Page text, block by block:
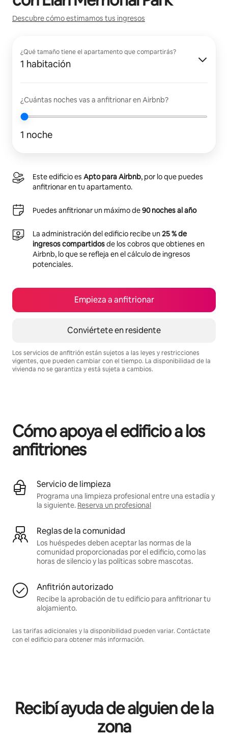
Descubre cómo estimamos tus ingresos
¿Qué tamaño tiene el apartamento que compartirás?
1 habitación
¿Cuántas noches vas a anfitrionar en Airbnb?
1 noche
Este edificio es Apto para Airbnb, por lo que puedes
anfitrionar en tu apartamento.
Puedes anfitrionar un máximo de90 noches al año
La administración del edificio recibe un25 % de
ingresos compartidosde los cobros que obtienes en
Airbnb, lo que se refleja en el cálculo de ingresos
potenciales.
Empieza a anfitrionar
Conviértete en residente
Los servicios de anfitrión están sujetos a las leyes y restricciones
vigentes, que pueden cambiar con el tiempo. La disponibilidad de la
vivienda no se garantiza y está sujeta a cambios.
Cómo apoya el edificio a los
anfitriones
Servicio de limpieza
Programa una limpieza profesional entre una estadía y
la siguiente. Reserva un profesional
Reglas de la comunidad
Los huéspedes deben aceptar las normas de la
comunidad proporcionadas por el edificio, como las
horas de silencio y las políticas sobre mascotas.
Anfitrión autorizado
Recibe la aprobación de tu edificio para anfitrionar tu
alojamiento.
Las tarifas adicionales y la disponibilidad pueden variar. Contáctate
con el edificio para obtener más información.
Recibí ayuda de alguien de la
zona